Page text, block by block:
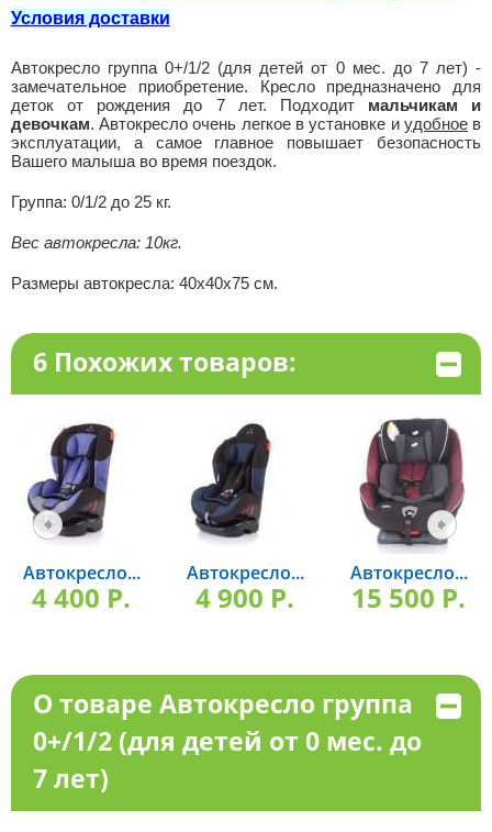
Условия доставки
Автокресло группа 0+/1/2 (для детей от 0 мес. до 7 лет) -
замечательное приобретение. Кресло предназначено для
деток от рождения до 7 лет. Подходит мальчикам и
девочкам. Автокресло очень легкое в установке иудобное в
эксплуатации, а самое главное повышает безопасность
Вашего малыша во время поездок.
Группа: 0/1/2 до 25 кг.
Вес автокресла: 10кг.
Размеры автокресла: 40х40х75 см.
6 Похожих товаров:
Автокресло...
4 400 P.
Автокресло...
4 900 P.
Автокресло...
15 500 P.
О товаре Автокресло группа
0+/1/2 (для детей от 0 мес. до
7 лет)